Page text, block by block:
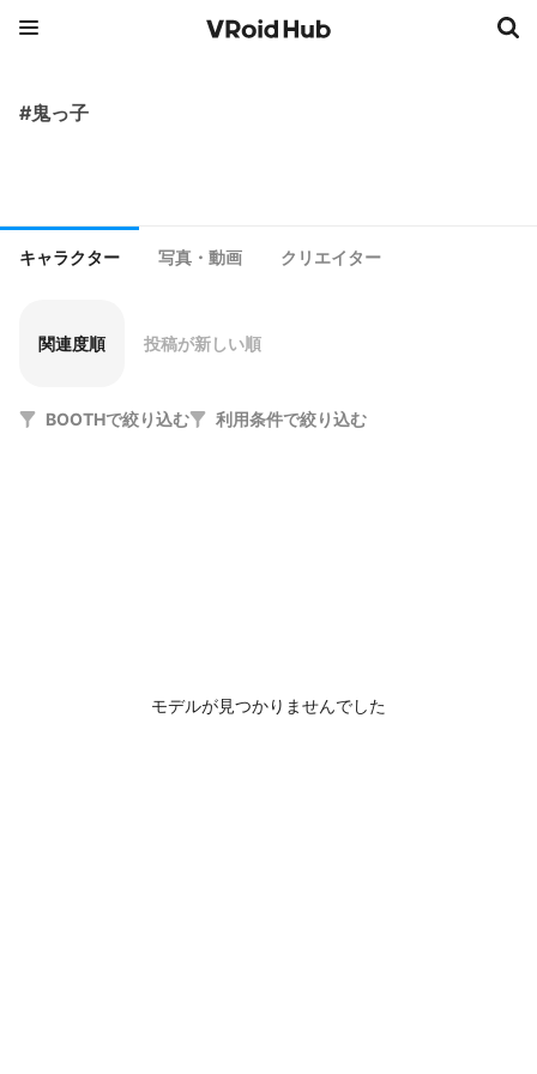
#鬼っ子
キャラクター 写真・動画 クリエイター
関連度順 投稿が新しい順
BOOTHで絞り込む 利用条件で絞り込む
モデルが見つかりませんでした